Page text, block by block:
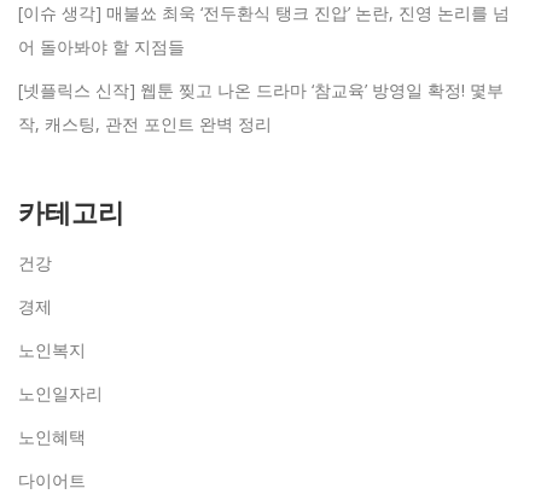
[이슈 생각] 매불쑈 최욱 ‘전두환식 탱크 진압’ 논란, 진영 논리를 넘
어 돌아봐야 할 지점들
[넷플릭스 신작] 웹툰 찢고 나온 드라마 ‘참교육’ 방영일 확정! 몇부
작, 캐스팅, 관전 포인트 완벽 정리
카테고리
건강
경제
노인복지
노인일자리
노인혜택
다이어트